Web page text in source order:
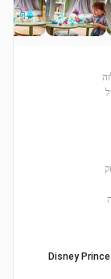
Disney